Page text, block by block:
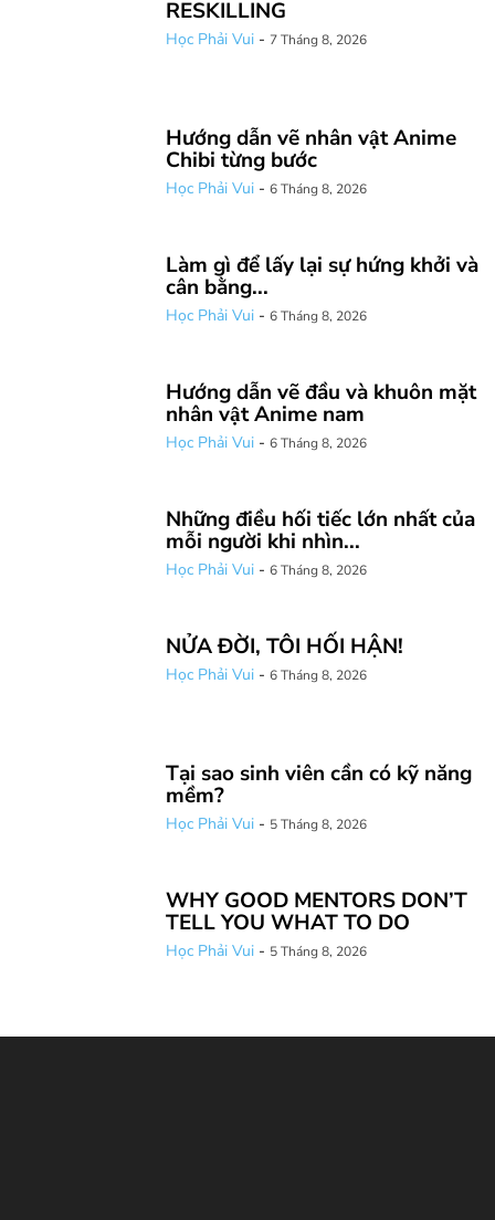
RESKILLING
Học Phải Vui - 7 Tháng 8, 2026
Hướng dẫn vẽ nhân vật Anime
Chibi từng bước
Học Phải Vui - 6 Tháng 8, 2026
Làm gì để lấy lại sự hứng khởi và
cân bằng...
Học Phải Vui - 6 Tháng 8, 2026
Hướng dẫn vẽ đầu và khuôn mặt
nhân vật Anime nam
Học Phải Vui - 6 Tháng 8, 2026
Những điều hối tiếc lớn nhất của
mỗi người khi nhìn...
Học Phải Vui - 6 Tháng 8, 2026
NỬA ĐỜI, TÔI HỐI HẬN!
Học Phải Vui - 6 Tháng 8, 2026
Tại sao sinh viên cần có kỹ năng
mềm?
Học Phải Vui - 5 Tháng 8, 2026
WHY GOOD MENTORS DON’T
TELL YOU WHAT TO DO
Học Phải Vui - 5 Tháng 8, 2026